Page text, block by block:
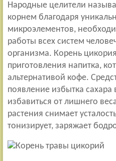
Народные целители
корнем благодаря
микроэлементов,
работы всех систем
организма. Корень
приготовления напитка,
альтернативой кофе.
появление избытка сахара
избавиться от лишнего
растения снимает
тонизирует, заряжает